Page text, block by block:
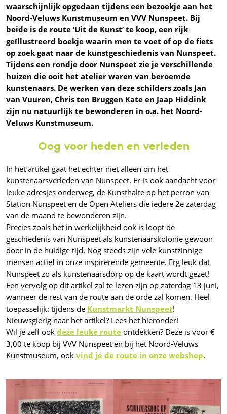
waarschijnlijk opgedaan tijdens een bezoekje aan het
Noord-Veluws Kunstmuseum en VVV Nunspeet. Bij
beide is de route ‘Uit de Kunst’ te koop, een rijk
geïllustreerd boekje waarin men te voet of op de fiets
op zoek gaat naar de kunstgeschiedenis van Nunspeet.
Tijdens een rondje door Nunspeet zie je verschillende
huizen die ooit het atelier waren van beroemde
kunstenaars. De werken van deze schilders zoals Jan
van Vuuren, Chris ten Bruggen Kate en Jaap Hiddink
zijn nu natuurlijk te bewonderen in o.a. het Noord-
Veluws Kunstmuseum.
Oog voor heden en verleden
In het artikel gaat het echter niet alleen om het
kunstenaarsverleden van Nunspeet. Er is ook aandacht voor
leuke adresjes onderweg, de Kunsthalte op het perron van
Station Nunspeet en de Open Ateliers die iedere 2e zaterdag
van de maand te bewonderen zijn.
Precies zoals het in werkelijkheid ook is loopt de
geschiedenis van Nunspeet als kunstenaarskolonie gewoon
door in de huidige tijd. Nog steeds zijn vele kunstzinnige
mensen actief in onze inspirerende gemeente. Erg leuk dat
Nunspeet zo als kunstenaarsdorp op de kaart wordt gezet!
Een vervolg op dit artikel zal te lezen zijn op zaterdag 13 juni,
wanneer de rest van de route aan de orde zal komen. Heel
toepasselijk: tijdens de Kunstmarkt Nunspeet!
Nieuwsgierig naar het artikel? Lees het hieronder!
Wil je zelf ook deze leuke route ontdekken? Deze is voor €
3,00 te koop bij VVV Nunspeet en bij het Noord-Veluws
Kunstmuseum, ook vind je de route in onze webshop.